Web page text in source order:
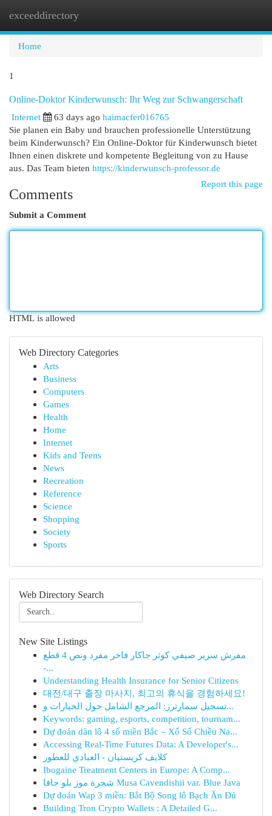
exceeddirectory
Home
1
Online-Doktor Kinderwunsch: Ihr Weg zur Schwangerschaft
Internet
63 days ago haimacfer016765
Sie planen ein Baby und brauchen professionelle Unterstützung
beim Kinderwunsch? Ein Online-Doktor für Kinderwunsch bietet
Ihnen einen diskrete und kompetente Begleitung von zu Hause
aus. Das Team bieten https://kinderwunsch-professor.de
Report this page
Comments
Submit a Comment
HTML is allowed
Web Directory Categories
Arts
Business
Computers
Games
Health
Home
Internet
Kids and Teens
News
Recreation
Reference
Science
Shopping
Society
Sports
Web Directory Search
New Site Listings
مفرش سرير صيفي كوثر جاكار فاخر مفرد ونص 4 قطع
-...
Understanding Health Insurance for Senior Citizens
대전/대구 출장 마사지, 최고의 휴식을 경험하세요!
تسجيل سمارترز: المرجع الشامل حول الخيارات و...
Keywords: gaming, esports, competition, tournam...
Dự đoán dàn lô 4 số miền Bắc – Xổ Số Chiều Na...
Accessing Real-Time Futures Data: A Developer's...
كلايف كريستيان - العبادي للعطور
Ibogaine Treatment Centers in Europe: A Comp...
شجرة موز بلو جافا Musa Cavendishii var. Blue Java
Dự đoán Wap 3 miền: Bắt Bộ Song lô Bạch Ăn Đủ
Building Tron Crypto Wallets : A Detailed G...